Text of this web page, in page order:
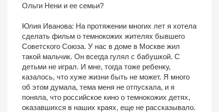
Ольги Нени и ее семьи?
Юлия Иванова: На протяжении многих лет я хотела
сделать фильм о темнокожих жителях бывшего
Советского Союза. У нас в доме в Москве жил
такой мальчик. Он всегда гулял с бабушкой. С
детьми не играл. И мне, тогда тоже ребенку,
казалось, что хуже жизни быть не может. Я много
об этом думала, тема меня не отпускала, и я
поняла, что российское кино о темнокожих детях,
оказавшихся в наших краях, еще не рассказывало.